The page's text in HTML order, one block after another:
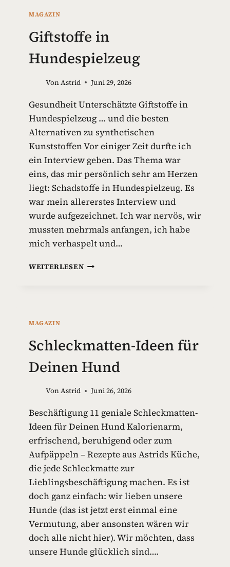
MAGAZIN
Giftstoffe in
Hundespielzeug
VonAstrid Juni 29, 2026
Gesundheit Unterschätzte Giftstoffe in
Hundespielzeug … und die besten
Alternativen zu synthetischen
Kunststoffen Vor einiger Zeit durfte ich
ein Interview geben. Das Thema war
eins, das mir persönlich sehr am Herzen
liegt: Schadstoffe in Hundespielzeug. Es
war mein allererstes Interview und
wurde aufgezeichnet. Ich war nervös, wir
mussten mehrmals anfangen, ich habe
mich verhaspelt und…
WEITERLESENG
F
E
I
H
N
D
E
P
I
E
L
Z
E
U
G
MAGAZIN
Schleckmatten-Ideen für
Deinen Hund
VonAstrid Juni 26, 2026
Beschäftigung 11 geniale Schleckmatten-
Ideen für Deinen Hund Kalorienarm,
erfrischend, beruhigend oder zum
Aufpäppeln – Rezepte aus Astrids Küche,
die jede Schleckmatte zur
Lieblingsbeschäftigung machen. Es ist
doch ganz einfach: wir lieben unsere
Hunde (das ist jetzt erst einmal eine
Vermutung, aber ansonsten wären wir
doch alle nicht hier). Wir möchten, dass
unsere Hunde glücklich sind….